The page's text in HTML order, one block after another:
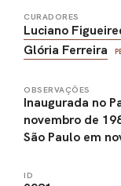
CURADORES
Luciano
Glória Ferreira
OBSERVAÇÕES
Inaugurada no
novembro de
São Paulo em
ID